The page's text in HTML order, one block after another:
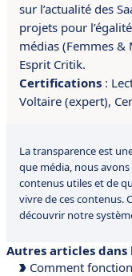
sur l’actualité des
projets pour
médias (Femmes &
Esprit Critik.
Certifications :
Voltaire (expert),
La transparence est
que média, nous
contenus utiles et de
vivre de ces contenus.
découvrir notre
Autres articles
Comment